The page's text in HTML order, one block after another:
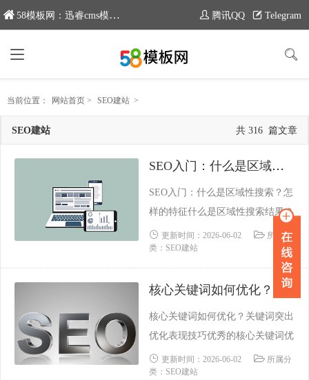
58模板网：迅睿cms模板专业分享平台，新域名：www.moban58.com 腾讯QQ Telegram
当前位置： 网站首页 > SEO建站 >
SEO建站 共 316 篇文章
SEO入门：什么是区域性搜索？怎样的特征
SEO入门：什么是区域性搜索？怎
样的特征什么是区域性搜索结果？
区域性搜索是百度比较有特色的一
个功能，简单地说，就是在使用百
度搜索引擎的时候百度会调用你所
在的IP地址从而将本地的一些网页
+触发区域性搜索结果，出现
更新时间：2026-06-02
所属分
类：SEO建站
核心关键词如何优化？关键词突出优化表现技巧
核心关键词如何优化？关键词突出
优化表现技巧优秀的核心关键词优
化技术！搜索引擎试图识别页面、
标签和链接中重要的单词。无论您
更新时间：2026-06-02
所属分
类：SEO建站